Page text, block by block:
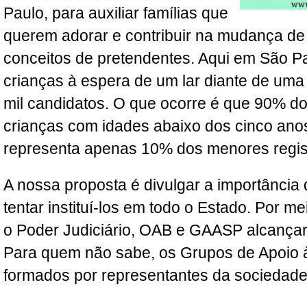
Paulo, para auxiliar famílias que
querem adorar e contribuir na mudança
conceitos de pretendentes. Aqui em São
crianças à espera de um lar diante de
mil candidatos. O que ocorre é que 90%
crianças com idades abaixo dos cinco
representa apenas 10% dos menores
A nossa proposta é divulgar a importância
tentar instituí-los em todo o Estado. Por
o Poder Judiciário, OAB e GAASP
Para quem não sabe, os Grupos de Apoio
formados por representantes da